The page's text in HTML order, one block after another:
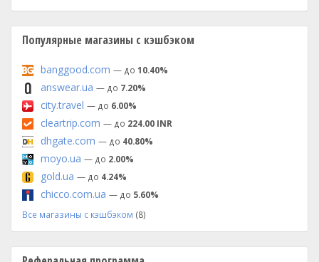
Популярные магазины с кэшбэком
banggood.com — до 10.40%
answear.ua — до 7.20%
city.travel — до 6.00%
cleartrip.com — до 224.00 INR
dhgate.com — до 40.80%
moyo.ua — до 2.00%
gold.ua — до 4.24%
chicco.com.ua — до 5.60%
Все магазины с кэшбэком (8)